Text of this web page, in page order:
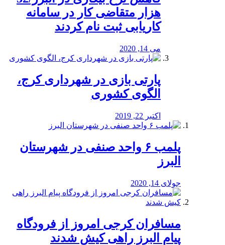
هزار متقاضی کار در سامانه
کاریابی ثبت نام کردند
می 14, 2020
پارتی بازی در شهرداری کرج،
الگوی کشوری
اکتبر 22, 2019
پلمب ۶ واحد صنفی در شهرستان
البرز
جولای 14, 2020
مسافران کرجی امروز از فرودگاه
پیام البرز راهی کیش شدند